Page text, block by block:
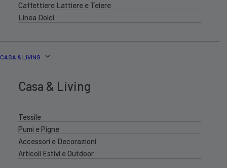
Caffettiere Lattiere e Teiere
Linea Dolci
CASA & LIVING
Casa & Living
Tessile
Pumi e Pigne
Accessori e Decorazioni
Articoli Estivi e Outdoor